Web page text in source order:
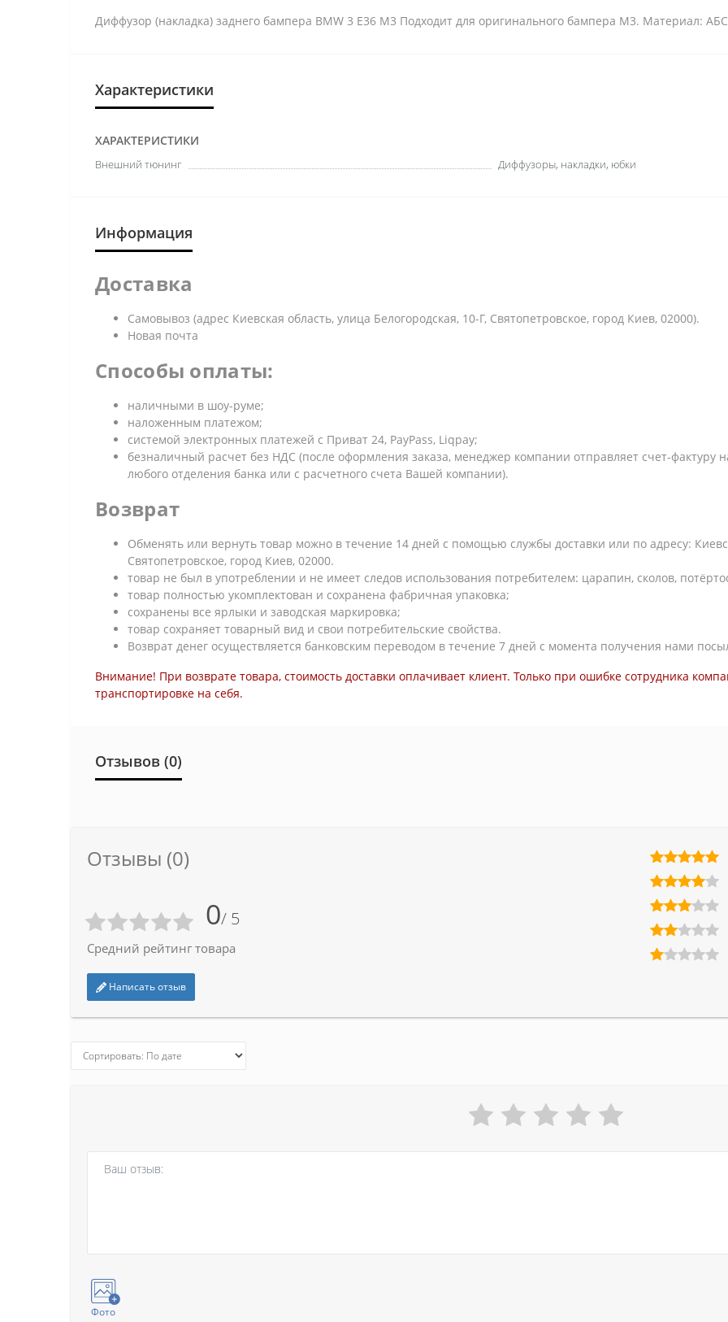
Диффузор (накладка) заднего бампера BMW 3 E36 M3 Подходит для оригинального бампера М3. Материал:
Характеристики
ХАРАКТЕРИСТИКИ
Внешний тюнинг Диффузоры, накладки, юбки
Информация
Доставка
Самовывоз (адрес Киевская область, улица Белогородская, 10-Г, Святопетровское, город Киев, 02000).
Новая почта
Способы оплаты:
наличными в шоу-руме;
наложенным платежом;
системой электронных платежей с Приват 24, PayPass, Liqpay;
безналичный расчет без НДС (после оформления заказа, менеджер компании отправляет счет-фактуру
любого отделения банка или с расчетного счета Вашей компании).
Возврат
Обменять или вернуть товар можно в течение 14 дней с помощью службы доставки или по адресу:
Святопетровское, город Киев, 02000.
товар не был в употреблении и не имеет следов использования потребителем: царапин, сколов,
товар полностью укомплектован и сохранена фабричная упаковка;
сохранены все ярлыки и заводская маркировка;
товар сохраняет товарный вид и свои потребительские свойства.
Возврат денег осуществляется банковским переводом в течение 7 дней с момента получения нами
Внимание! При возврате товара, стоимость доставки оплачивает клиент. Только при ошибке сотрудника
транспортировке на себя.
Отзывов (0)
Отзывы (0)
0/ 5
Средний рейтинг товара
Написать отзыв
Фото